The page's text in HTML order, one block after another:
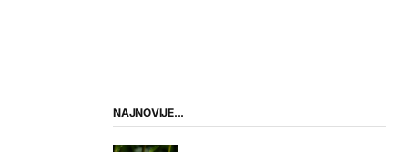
NAJNOVIJE...